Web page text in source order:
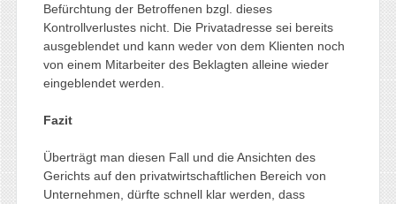
Befürchtung der Betroffenen bzgl. dieses
Kontrollverlustes nicht. Die Privatadresse sei bereits
ausgeblendet und kann weder von dem Klienten noch
von einem Mitarbeiter des Beklagten alleine wieder
eingeblendet werden.
Fazit
Überträgt man diesen Fall und die Ansichten des
Gerichts auf den privatwirtschaftlichen Bereich von
Unternehmen, dürfte schnell klar werden, dass